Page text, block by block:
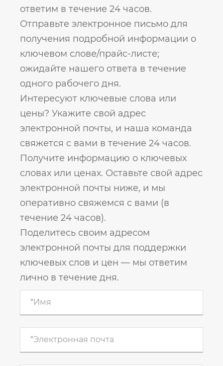
ответим в течение 24 часов.
Отправьте электронное письмо для
получения подробной информации о
ключевом слове/прайс-листе;
ожидайте нашего ответа в течение
одного рабочего дня.
Интересуют ключевые слова или
цены? Укажите свой адрес
электронной почты, и наша команда
свяжется с вами в течение 24 часов.
Получите информацию о ключевых
словах или ценах. Оставьте свой адрес
электронной почты ниже, и мы
оперативно свяжемся с вами (в
течение 24 часов).
Поделитесь своим адресом
электронной почты для поддержки
ключевых слов и цен — мы ответим
лично в течение дня.